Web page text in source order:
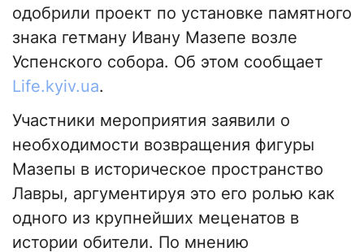
одобрили проект по установке памятного
знака гетману Ивану Мазепе возле
Успенского собора. Об этом сообщает
Life.kyiv.ua.
Участники мероприятия заявили о
необходимости возвращения фигуры
Мазепы в историческое пространство
Лавры, аргументируя это его ролью как
одного из крупнейших меценатов в
истории обители. По мнению